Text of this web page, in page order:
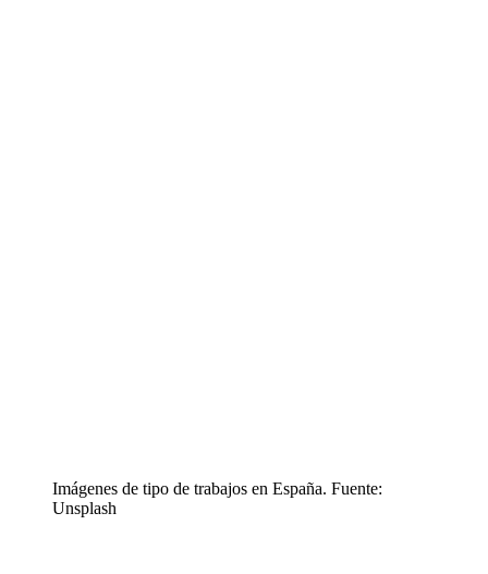
Imágenes de tipo de trabajos en España. Fuente:
Unsplash